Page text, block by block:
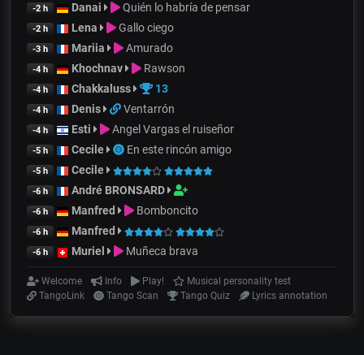
-2 h Danai Quién lo habría de pensar
-2 h Lena Gallo ciego
-3 h Mariia Amurado
-4 h Khochnav Rawson
-4 h Chakkaluss 13
-4 h Denis Ventarrón
-4 h Esti Angel Vargas el ruiseñor
-5 h Cecile En este rincón amigo
-5 h Cecile
-6 h André BRONSARD
-6 h Manfred Bomboncito
-6 h Manfred
-6 h Muriel Muñeca brava
Welcome Info Play!
Musical personality test
TangoLink
Tango Scan Tango Quiz Lyrics annotation